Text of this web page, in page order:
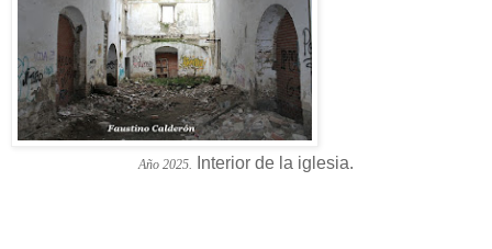
Año 2025. Interior de la iglesia.